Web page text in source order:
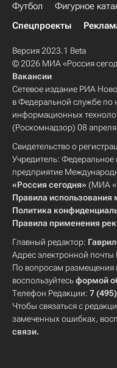
Футбол Фигурное
Спецпроекты
Версия 2023.1 Beta
© 2026 МИА «Россия
Вакансии
Сетевое издание РИА
в Федеральной службе по
информационных
(Роскомнадзор) 08
Свидетельство о
Учредитель: Федеральное
предприятие
«Россия сегодня» (МИА
Правила использования
Политика
Правила применения
Главный редактор:
Адрес электронной почты
По вопросам размещения
воспользуйтесьформой
Телефон Редакции: 7
Чтобы связаться с
замеченных ошибках,
связи.